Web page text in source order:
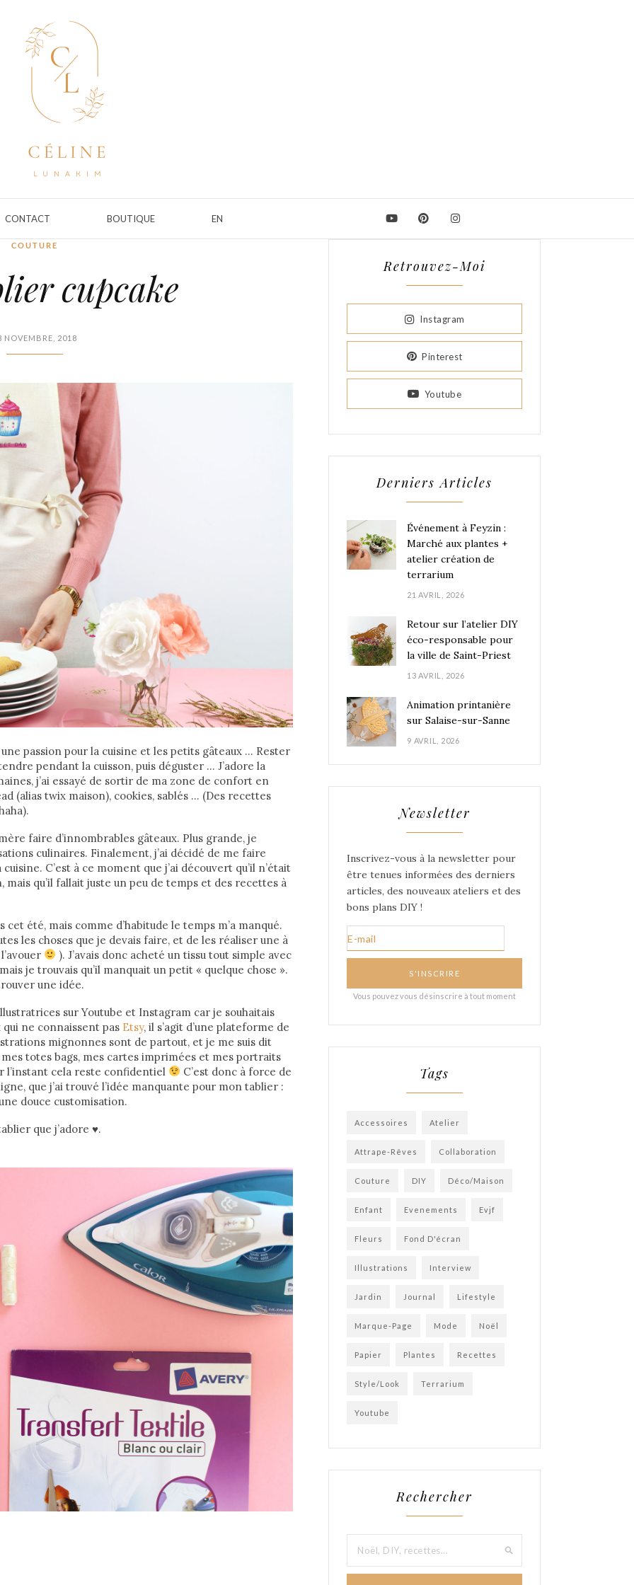
CONTACT BOUTIQUE EN
COUTURE
cupcake
NOVEMBRE, 2018
passion pour la cuisine et les petits gâteaux … Rester
pendant la cuisson, puis déguster … J’adore la
j’ai essayé de sortir de ma zone de confort en
(alias twix maison), cookies, sablés … (Des recettes
faire d’innombrables gâteaux. Plus grande, je
culinaires. Finalement, j’ai décidé de me faire
C’est à ce moment que j’ai découvert qu’il n’était
qu’il fallait juste un peu de temps et des recettes à
été, mais comme d’habitude le temps m’a manqué.
les choses que je devais faire, et de les réaliser une à
). J’avais donc acheté un tissu tout simple avec
je trouvais qu’il manquait un petit « quelque chose ».
une idée.
sur Youtube et Instagram car je souhaitais
ne connaissent pas Etsy, il s’agit d’une plateforme de
mignonnes sont de partout, et je me suis dit
totes bags, mes cartes imprimées et mes portraits
l’instant cela reste confidentiel
C’est donc à force de
que j’ai trouvé l’idée manquante pour mon tablier :
douce customisation.
que j’adore ♥.
Retrouvez-Moi
Instagram
Pinterest
Youtube
Derniers Articles
Événement à Feyzin :
Marché aux plantes +
atelier création de
terrarium
21 AVRIL, 2026
Retour sur l’atelier DIY
éco-responsable pour
la ville de Saint-Priest
13 AVRIL, 2026
Animation printanière
sur Salaise-sur-Sanne
9 AVRIL, 2026
Newsletter
Tags
Accessoires Atelier
Attrape-Rêves Collaboration
Couture DIY Déco/Maison
Enfant Evenements Evjf
Fleurs Fond D'écran
Illustrations Interview
Jardin Journal Lifestyle
Marque-Page Mode Noël
Papier Plantes Recettes
Style/Look Terrarium
Youtube
Rechercher